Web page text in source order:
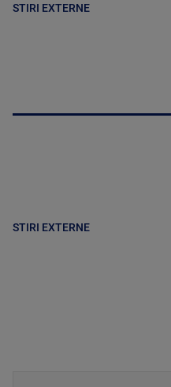
STIRI EXTERNE
STIRI EXTERNE